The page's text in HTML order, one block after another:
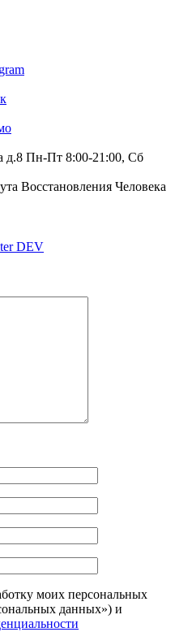
д.8 Пн-Пт 8:00-21:00, Сб
Восстановления Человека
моих персональных
данных») и